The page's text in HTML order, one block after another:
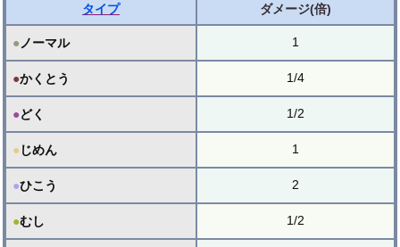
タイプ ダメージ(倍)
● ノーマル 1
●かくとう 1/4
●どく 1/2
● じめん 1
●ひこう 2
●むし 1/2